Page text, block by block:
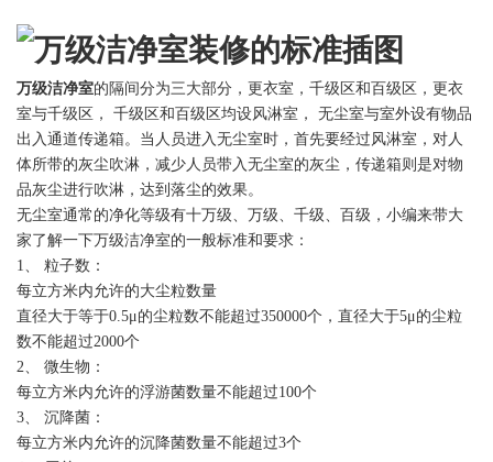
万级洁净室的隔间分为三大部分，更衣室，千级区和百级区，更衣
室与千级区， 千级区和百级区均设风淋室， 无尘室与室外设有物品
出入通道传递箱。当人员进入无尘室时，首先要经过风淋室，对人
体所带的灰尘吹淋，减少人员带入无尘室的灰尘，传递箱则是对物
品灰尘进行吹淋，达到落尘的效果。
无尘室通常的净化等级有十万级、万级、千级、百级，小编来带大
家了解一下万级洁净室的一般标准和要求：
1、 粒子数：
每立方米内允许的大尘粒数量
直径大于等于0.5μ的尘粒数不能超过350000个，直径大于5μ的尘粒
数不能超过2000个
2、 微生物：
每立方米内允许的浮游菌数量不能超过100个
3、 沉降菌：
每立方米内允许的沉降菌数量不能超过3个